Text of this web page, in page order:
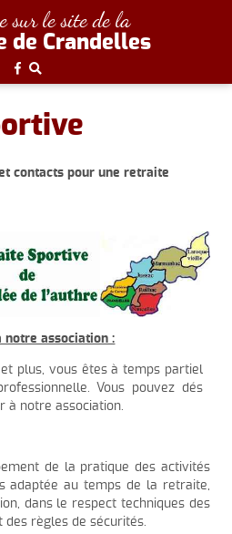
sur le site de la
de Crandelles
contacts pour une retraite
notre association :
plus, vous êtes à temps partiel
Vous pouvez dés
à notre association.
de la pratique des activités
adaptée au temps de la retraite,
dans le respect techniques des
des règles de sécurités.